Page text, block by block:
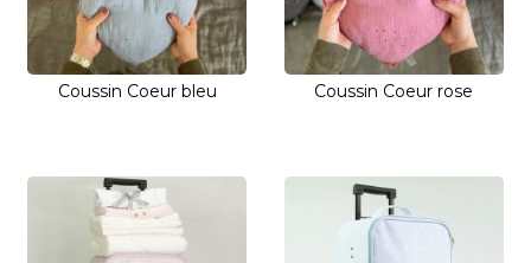
Coussin Coeur bleu Coussin Coeur rose